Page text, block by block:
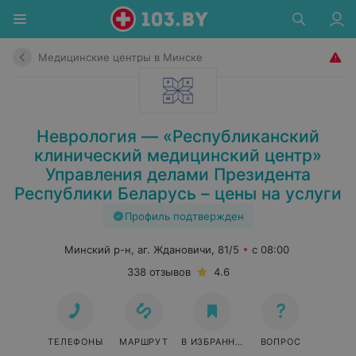
Медицинские центры в Минске
Неврология — «Республиканский
клинический медицинский центр»
Управления делами Президента
Республики Беларусь – цены на услуги
Профиль подтвержден
Минский р-н, аг. Ждановичи, 81/5
с 08:00
338 отзывов
4.6
ТЕЛЕФОНЫ МАРШРУТ В ИЗБРАННОЕ ВОПРОС